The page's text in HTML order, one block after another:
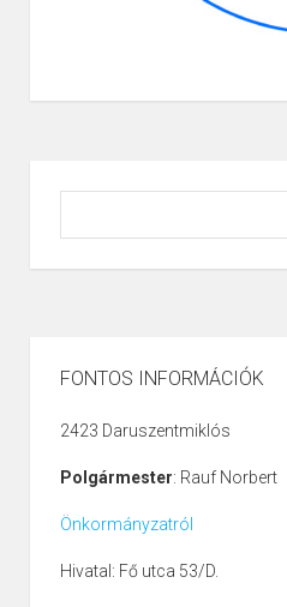
FONTOS INFORMÁCIÓK
2423 Daruszentmiklós
Polgármester: Rauf Norbert
Önkormányzatról
Hivatal: Fő utca 53/D.